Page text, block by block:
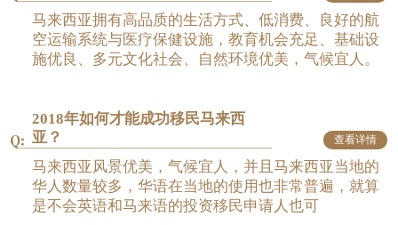
马来西亚拥有高品质的生活方式、低消费、良好的航
空运输系统与医疗保健设施，教育机会充足、基础设
施优良、多元文化社会、自然环境优美，气候宜人。
2018年如何才能成功移民马来西
亚？
查看详情
马来西亚风景优美，气候宜人，并且马来西亚当地的
华人数量较多，华语在当地的使用也非常普遍，就算
是不会英语和马来语的投资移民申请人也可